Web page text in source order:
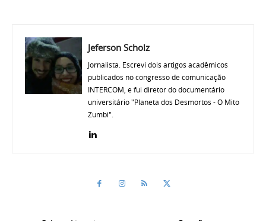
Jeferson Scholz
Jornalista. Escrevi dois artigos acadêmicos
publicados no congresso de comunicação
INTERCOM, e fui diretor do documentário
universitário "Planeta dos Desmortos - O Mito
Zumbi".